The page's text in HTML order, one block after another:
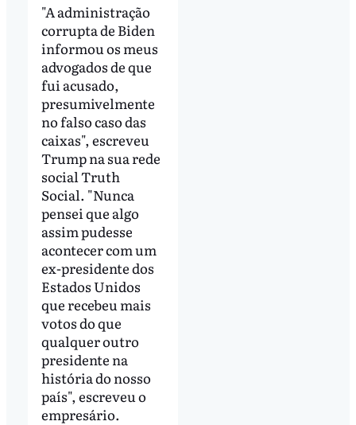
"A administração
corrupta de Biden
informou os meus
advogados de que
fui acusado,
presumivelmente
no falso caso das
caixas", escreveu
Trump na sua rede
social Truth
Social. "Nunca
pensei que algo
assim pudesse
acontecer com um
ex-presidente dos
Estados Unidos
que recebeu mais
votos do que
qualquer outro
presidente na
história do nosso
país", escreveu o
empresário.